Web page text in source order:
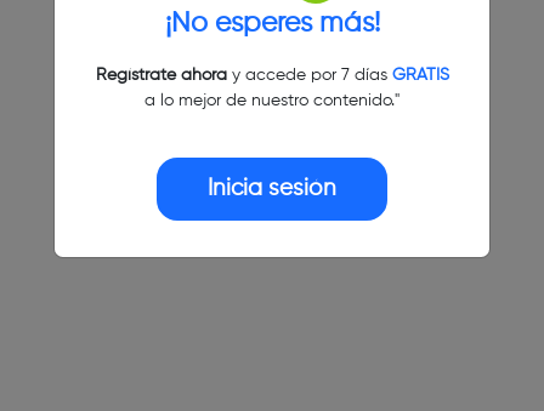
¡No esperes más!
Regístrate ahoray accede por 7 días GRATIS
a lo mejor de nuestro contenido."
Inicia sesión